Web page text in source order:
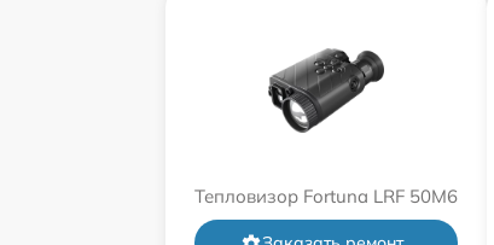
Тепловизор Fortuna LRF 50M6